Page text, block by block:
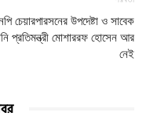
চেয়ারপারসনের উপদেষ্টা ও সাবেক
প্রতিমন্ত্রী মোশাররফ হোসেন আর
নেই